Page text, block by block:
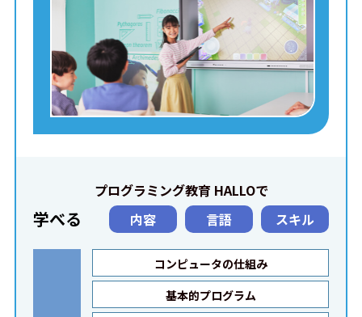
プログラミング教育 HALLOで
学べる 内容 言語 スキル
コンピュータの仕組み
基本的プログラム